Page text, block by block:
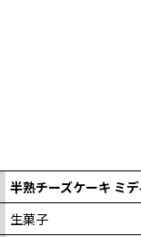
半熟チーズケーキ ミ
生菓子